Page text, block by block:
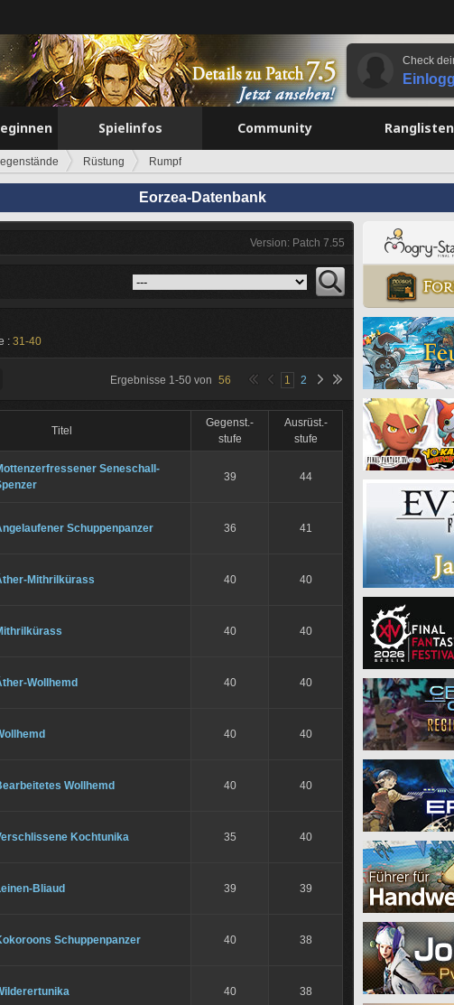
Check
Spielinfos Community Ranglisten
Rüstung Rumpf
Eorzea-Datenbank
Version: Patch 7.55
: 31-40
Ergebnisse 1-50 von 56 1 2
Titel
Gegenst.-
stufe
Ausrüst.-
stufe
Seneschall-
39 44
Schuppenpanzer 36 41
Mithrilkürass 40 40
40 40
Wollhemd 40 40
40 40
Wollhemd 40 40
Kochtunika 35 40
Bliaud 39 39
Schuppenpanzer 40 38
40 38